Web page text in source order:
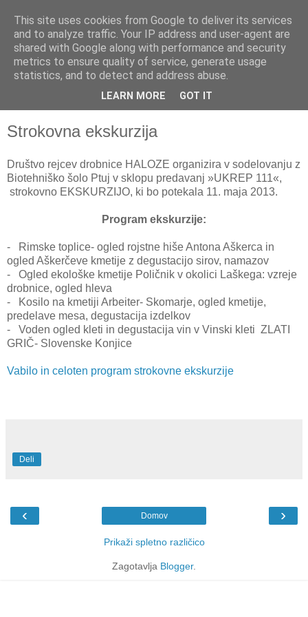
Strokovna ekskurzija
Društvo rejcev drobnice HALOZE organizira v sodelovanju z
Biotehniško šolo Ptuj v sklopu predavanj »UKREP 111«,
strokovno EKSKURZIJO, ki bo potekala 11. maja 2013.
Program ekskurzije:
- Rimske toplice- ogled rojstne hiše Antona Aškerca in
ogled Aškerčeve kmetije z degustacijo sirov, namazov
- Ogled ekološke kmetije Poličnik v okolici Laškega: vzreje
drobnice, ogled hleva
- Kosilo na kmetiji Arbeiter- Skomarje, ogled kmetije,
predelave mesa, degustacija izdelkov
- Voden ogled kleti in degustacija vin v Vinski kleti ZLATI
GRIČ- Slovenske Konjice
Vabilo in celoten program strokovne ekskurzije
Deli
‹ ›
Domov
Prikaži spletno različico
Zagotavlja Blogger.
This site uses cookies from Google to deliver its services
and to analyze traffic. Your IP address and user-agent are
shared with Google along with performance and security
metrics to ensure quality of service, generate usage
statistics, and to detect and address abuse.
LEARN MORE GOT IT